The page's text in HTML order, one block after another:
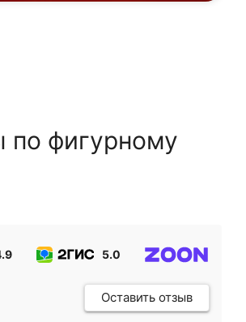
по фигурному
5.0
Оставить отзыв